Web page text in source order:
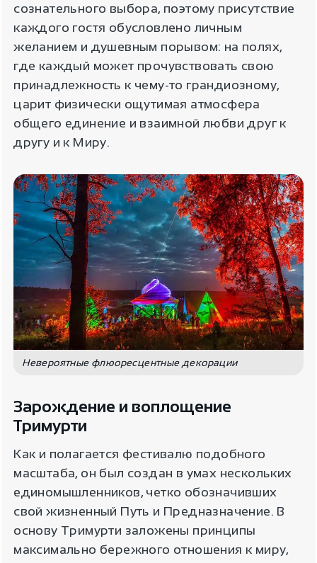
сознательного выбора, поэтому присутствие
каждого гостя обусловлено личным
желанием и душевным порывом: на полях,
где каждый может прочувствовать свою
принадлежность к чему-то грандиозному,
царит физически ощутимая атмосфера
общего единение и взаимной любви друг к
другу и к Миру.
Невероятные флюоресцентные декорации
Зарождение и воплощение
Тримурти
Как и полагается фестивалю подобного
масштаба, он был создан в умах нескольких
единомышленников, четко обозначивших
свой жизненный Путь и Предназначение. В
основу Тримурти заложены принципы
максимально бережного отношения к миру,